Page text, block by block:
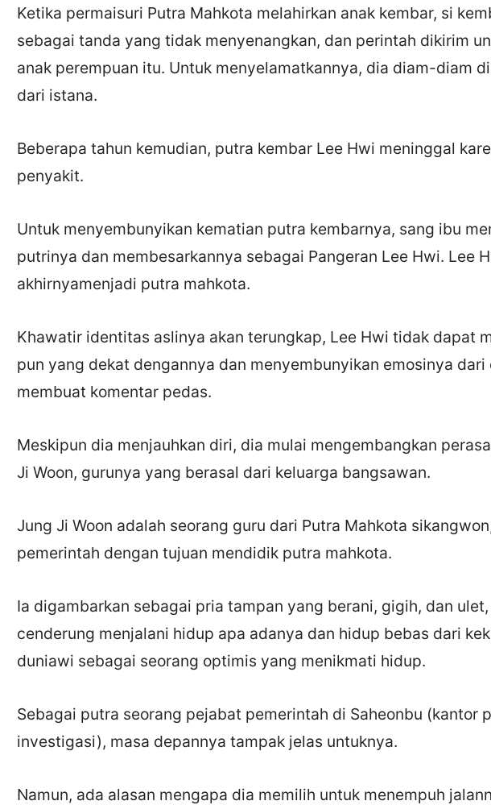
Ketika permaisuri Putra Mahkota melahirkan anak kembar, si
sebagai tanda yang tidak menyenangkan, dan perintah dikirim
anak perempuan itu. Untuk menyelamatkannya, dia diam-diam
dari istana.
Beberapa tahun kemudian, putra kembar Lee Hwi meninggal
penyakit.
Untuk menyembunyikan kematian putra kembarnya, sang ibu
putrinya dan membesarkannya sebagai Pangeran Lee Hwi. Lee
akhirnyamenjadi putra mahkota.
Khawatir identitas aslinya akan terungkap, Lee Hwi tidak dapat
pun yang dekat dengannya dan menyembunyikan emosinya dari
membuat komentar pedas.
Meskipun dia menjauhkan diri, dia mulai mengembangkan
Ji Woon, gurunya yang berasal dari keluarga bangsawan.
Jung Ji Woon adalah seorang guru dari Putra Mahkota
pemerintah dengan tujuan mendidik putra mahkota.
Ia digambarkan sebagai pria tampan yang berani, gigih, dan
cenderung menjalani hidup apa adanya dan hidup bebas dari
duniawi sebagai seorang optimis yang menikmati hidup.
Sebagai putra seorang pejabat pemerintah di Saheonbu (kantor
investigasi), masa depannya tampak jelas untuknya.
Namun, ada alasan mengapa dia memilih untuk menempuh